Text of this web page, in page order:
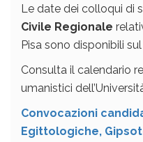
Le date dei colloqui di
Civile Regionale
Pisa sono disponibili sul
Consulta il calendario
umanistici
Convocazioni
Egittologiche,